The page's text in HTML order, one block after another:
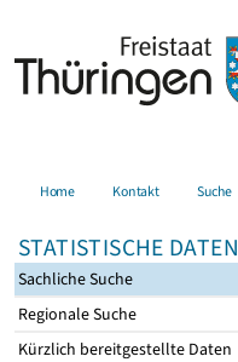
Home Kontakt Suche
STATISTISCHE DATEN
Sachliche Suche
Regionale Suche
Kürzlich bereitgestellte Daten